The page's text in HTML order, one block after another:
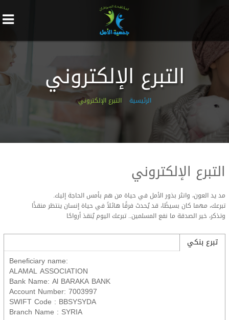
التبرع الإلكتروني
الرئيسية التبرع الإلكتروني
التبرع الإلكتروني
مد يد العون، وانثر بذور الأمل في حياة من هم بأمس الحاجة إليك.
تبرعك، مهما كان بسيطًا، قد يُحدث فرقًا هائلاً في حياة إنسان ينتظر منقذًا
وتذكر، خير الصدقة ما نفع المسلمين.. تبرعك اليوم يُنقذ أرواحًا
تبرع بنكي
Beneficiary name:
ALAMAL ASSOCIATION
Bank Name: Al BARAKA BANK
Account Number: 7003997
SWIFT Code : BBSYSYDA
Branch Name : SYRIA